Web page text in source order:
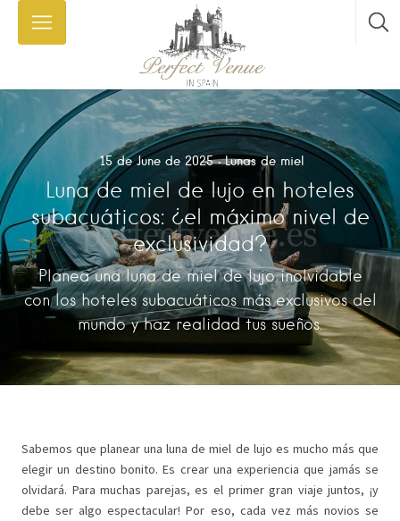
15 de June de 2025 Lunas de miel
Luna de miel de lujo en hoteles
subacuáticos: ¿el máximo nivel de
exclusividad?
Planea una luna de miel de lujo inolvidable
con los hoteles subacuáticos más exclusivos del
mundo y haz realidad tus sueños.
Sabemos que planear una luna de miel de lujo es mucho más que
elegir un destino bonito. Es crear una experiencia que jamás se
olvidará. Para muchas parejas, es el primer gran viaje juntos, ¡y
debe ser algo espectacular! Por eso, cada vez más novios se